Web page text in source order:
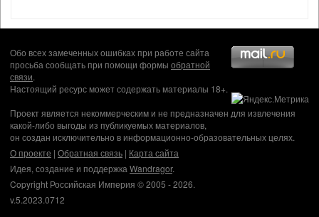
Обо всех замеченных ошибках при работе сайта
просьба сообщать при помощи формы обратной
связи.
Настоящий ресурс может содержать материалы 18+.
Проект является некоммерческим и не предназначен для извлечения
какой-либо выгоды из публикуемых материалов,
он создан исключительно в информационно-образовательных целях.
О проекте | Обратная связь | Карта сайта
Идея, создание и поддержка Wandragor.
Copyright Российская Империя © 2005 - 2026.
v.5.2023.0712